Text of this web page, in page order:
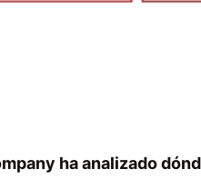
ha analizado